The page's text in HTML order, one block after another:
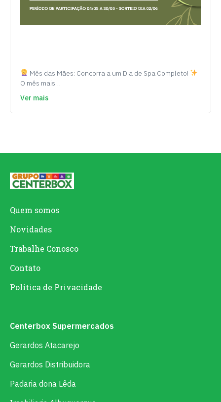
Mês das Mães: Concorra a um Dia de Spa Completo!
O mês mais…
Ver mais
Quem somos
Novidades
Trabalhe Conosco
Contato
Política de Privacidade
Centerbox Supermercados
Gerardos Atacarejo
Gerardos Distribuidora
Padaria dona Lêda